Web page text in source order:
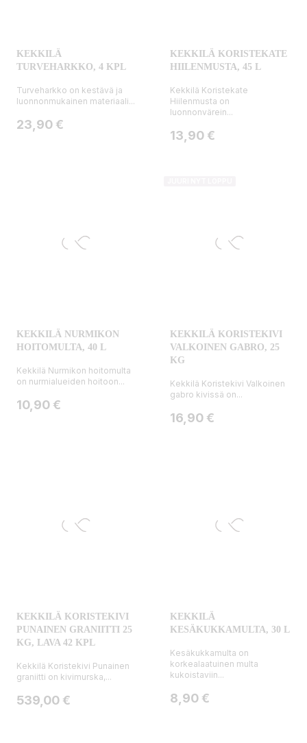
KEKKILÄ
TURVEHARKKO, 4 KPL
Turveharkko on kestävä ja
luonnonmukainen materiaali...
Hinta
23,90 €
KEKKILÄ KORISTEKATE
HIILENMUSTA, 45 L
Kekkilä Koristekate
Hiilenmusta on
luonnonvärein...
Hinta
13,90 €
KEKKILÄ NURMIKON
HOITOMULTA, 40 L
Kekkilä Nurmikon hoitomulta
on nurmialueiden hoitoon...
Hinta
10,90 €
KEKKILÄ KORISTEKIVI
VALKOINEN GABRO, 25
KG
Kekkilä Koristekivi Valkoinen
gabro kivissä on...
Hinta
16,90 €
KEKKILÄ KORISTEKIVI
PUNAINEN GRANIITTI 25
KG, LAVA 42 KPL
Kekkilä Koristekivi Punainen
graniitti on kivimurska,...
Hinta
539,00 €
KEKKILÄ
KESÄKUKKAMULTA, 30 L
Kesäkukkamulta on
korkealaatuinen multa
kukoistaviin...
Hinta
8,90 €